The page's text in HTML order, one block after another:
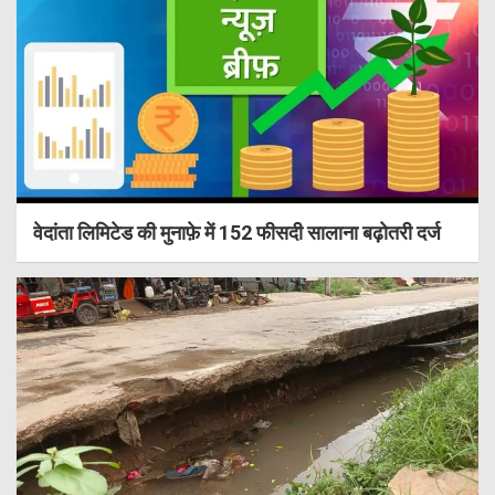
वेदांता लिमिटेड की मुनाफ़े में 152 फीसदी सालाना बढ़ोतरी दर्ज